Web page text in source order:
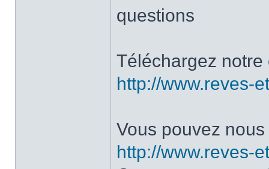
questions
Téléchargez
http://www.reves-
Vous pouvez
http://www.reves-